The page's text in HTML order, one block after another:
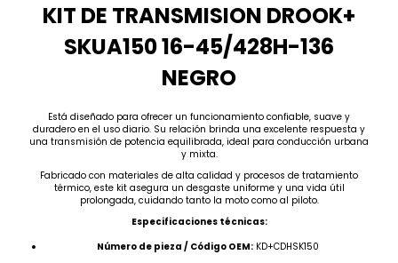
KIT DE TRANSMISION DROOK+
SKUA150 16-45/428H-136
NEGRO
Está diseñado para ofrecer un funcionamiento confiable, suave y
duradero en el uso diario. Su relación brinda una excelente respuesta y
una transmisión de potencia equilibrada, ideal para conducción urbana
y mixta.
Fabricado con materiales de alta calidad y procesos de tratamiento
térmico, este kit asegura un desgaste uniforme y una vida útil
prolongada, cuidando tanto la moto como al piloto.
Especificaciones técnicas:
Número de pieza / Código OEM: KD+CDHSK150